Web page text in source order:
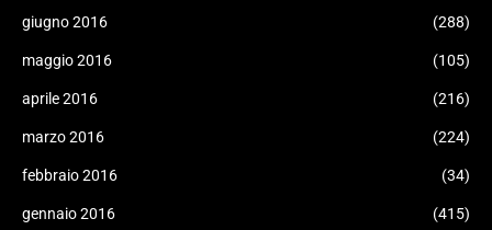
giugno 2016 (288)
maggio 2016 (105)
aprile 2016 (216)
marzo 2016 (224)
febbraio 2016 (34)
gennaio 2016 (415)